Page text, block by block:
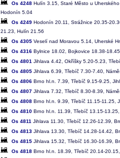
Os 4248 Hulín 3.15, Staré Město u
Hodonín 5.04
Os 4249 Hodonín 20.11, Strážnice 20.35-
21.23, Hulín 21.56
Os 4305 Veselí nad Moravou 5.14, Uherské
Os 4316 Bylnice 18.02, Bojkovice 18.38-
Os 4801 Jihlava 4.42, Okříšky 5.20-5.23,
Os 4805 Jihlava 6.39, Třebíč 7.30-7.40,
Os 4806 Brno hl.n. 7.39, Třebíč 9.15-9.25,
Os 4807 Jihlava 7.32, Třebíč 8.30-8.39,
Os 4808 Brno hl.n. 9.39, Třebíč 11.15-11.25,
Os 4810 Brno hl.n. 11.39, Třebíč 13.15-
Os 4811 Jihlava 11.30, Třebíč 12.26-12.39,
Os 4813 Jihlava 13.30, Třebíč 14.28-14.42,
Os 4815 Jihlava 15.32, Třebíč 16.30-16.39,
Os 4818 Brno hl.n. 18.39, Třebíč 20.14-